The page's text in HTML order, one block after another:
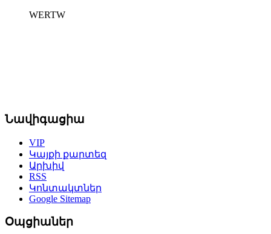
WERTW
Նավիգացիա
VIP
Կայքի քարտեզ
Արխիվ
RSS
Կոնտակտներ
Google Sitemap
Օպցիաներ